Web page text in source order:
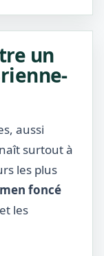
un
aussi
surtout à
les plus
foncé
et les